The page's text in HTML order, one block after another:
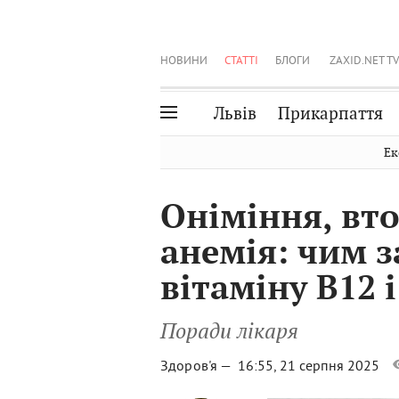
НОВИНИ СТАТТІ БЛОГИ ZAXID.NET TV
Львів Прикарпаття
Волинь
Чернівці
Оніміння,
анемія: чим
вітаміну B12
Поради лікаря
Здоров'я — 16:55, 21 серпня 2025